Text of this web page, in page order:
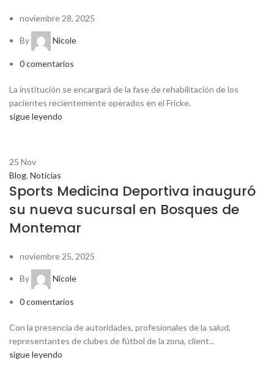
noviembre 28, 2025
By Nicole
0comentarios
La institución se encargará de la fase de rehabilitación de los
pacientes recientemente operados en el Fricke.
sigue leyendo
25 Nov
Blog, Noticias
Sports Medicina Deportiva inauguró
su nueva sucursal en Bosques de
Montemar
noviembre 25, 2025
By Nicole
0comentarios
Con la presencia de autoridades, profesionales de la salud,
representantes de clubes de fútbol de la zona, client...
sigue leyendo